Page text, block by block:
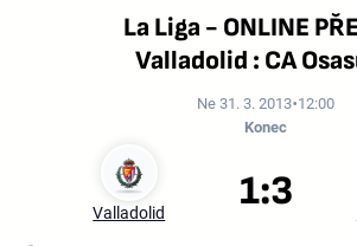
La Liga - ONLINE
Valladolid : CA
Ne 31. 3. 2013 12:00
Konec
Valladolid 1:3